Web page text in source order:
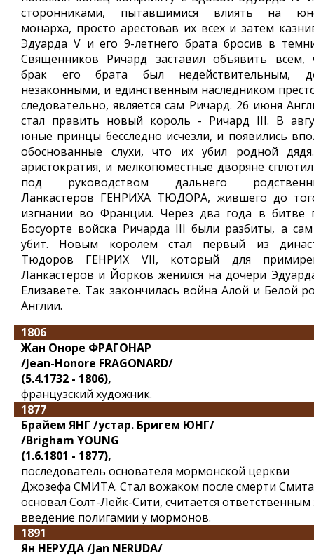
сторонниками, пытавшимися влиять на
монарха, просто арестовав их всех и затем
Эдуарда V и его 9-летнего брата бросив в
Священников Ричард заставил объявить всем,
брак его брата был недействительным,
незаконными, и единственным наследником
следовательно, является сам Ричард. 26 июня
стал править новый король - Ричард III. В
юные принцы бесследно исчезли, и появились
обоснованные слухи, что их убил родной
аристократия, и мелкопоместные дворяне
под руководством дальнего
Ланкастеров ГЕНРИХА ТЮДОРА, жившего до
изгнании во Франции. Через два года в битве
Босуорте войска Ричарда III были разбиты, а
убит. Новым королем стал первый из
Тюдоров ГЕНРИХ VII, который для
Ланкастеров и Йорков женился на дочери
Елизавете. Так закончилась война Алой и Белой
Англии.
1806
Жан Оноре ФРАГОНАР
/Jean-Honore FRAGONARD/
(5.4.1732 - 1806),
французский художник.
1877
Брайем ЯНГ /устар. Бригем ЮНГ/
/Brigham YOUNG
(1.6.1801 - 1877),
последователь основателя мормонской церкви
Джозефа СМИТА. Стал вожаком после смерти
основал Солт-Лейк-Сити, считается ответственным
введение полигамии у мормонов.
1891
Ян НЕРУДА /Jan NERUDA/